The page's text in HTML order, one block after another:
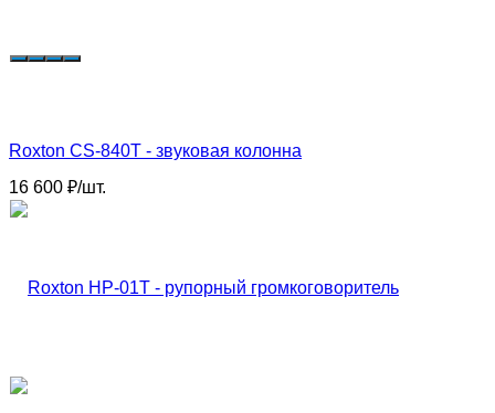
Roxton CS-840T - звуковая колонна
16 600 ₽/шт.